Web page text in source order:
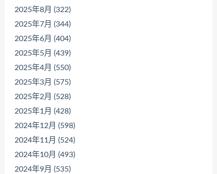
2025年8月 (322)
2025年7月 (344)
2025年6月 (404)
2025年5月 (439)
2025年4月 (550)
2025年3月 (575)
2025年2月 (528)
2025年1月 (428)
2024年12月 (598)
2024年11月 (524)
2024年10月 (493)
2024年9月 (535)